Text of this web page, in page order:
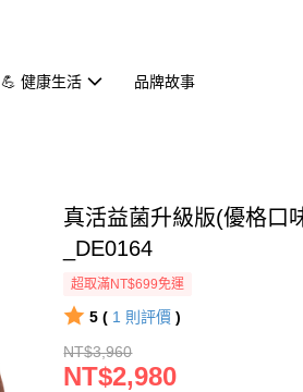
💪 健康生活 品牌故事
真活益菌升級版(優格口
_DE0164
超取滿NT$699免運
5 ( 1 則評價 )
NT$3,960
NT$2,980